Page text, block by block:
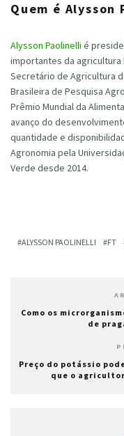
Quem é Alysson
Alysson Paolinelli é
importantes da agricultura
Secretário de Agricultura
Brasileira de Pesquisa
Prêmio Mundial da
avanço do
quantidade e
Agronomia pela
Verde desde 2014.
ALYSSON PAOLINELLI FT
Como os
de
Preço do potássio
que o